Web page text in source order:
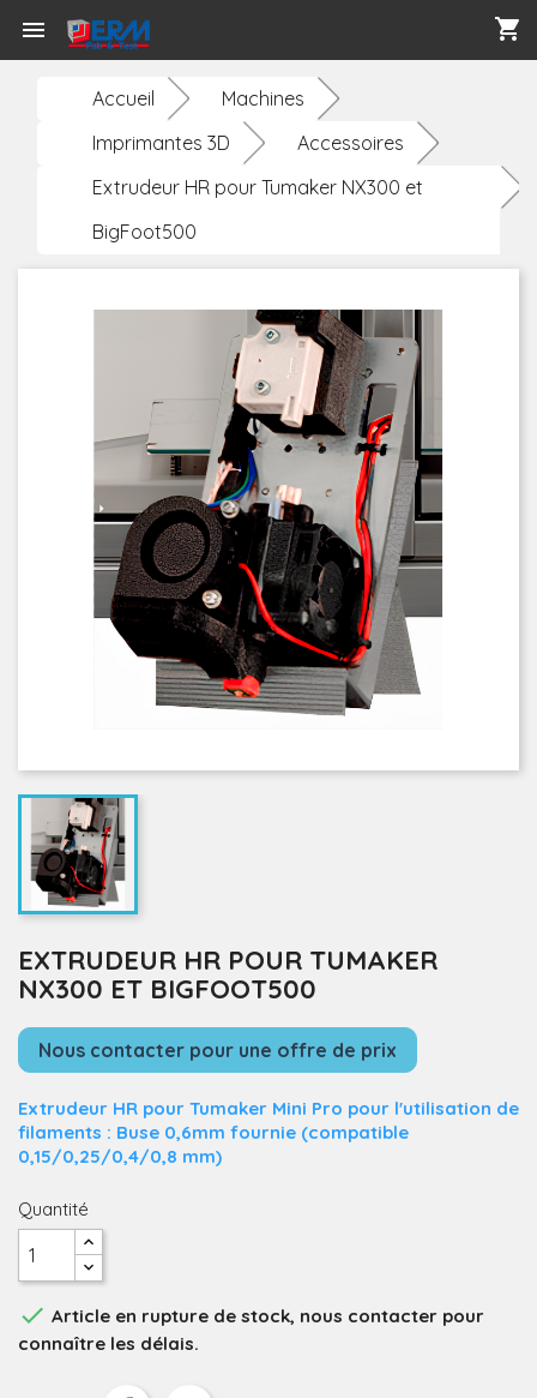
 shopping_cart
Accueil
Machines
Imprimantes 3D
Accessoires
Extrudeur HR pour Tumaker NX300 et
BigFoot500
EXTRUDEUR HR POUR TUMAKER
NX300 ET BIGFOOT500
Nous contacter pour une offre de prix
Extrudeur HR pour Tumaker Mini Pro pour l'utilisation de
filaments : Buse 0,6mm fournie (compatible
0,15/0,25/0,4/0,8 mm)
Quantité
 Article en rupture de stock, nous contacter pour
connaître les délais.